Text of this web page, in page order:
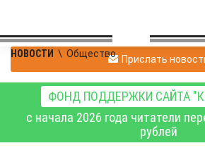
НОВОСТИ \ Общество Прислать
ФОНД ПОДДЕРЖКИ САЙТА
с начала 2026 года читатели
рублей